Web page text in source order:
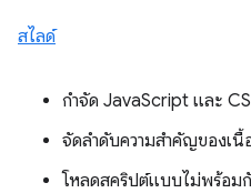
สไลด์
กำจัด JavaScript และ
จัดลําดับความสําคัญของเ
โหลดสคริปต์แบบไม่พร้อม